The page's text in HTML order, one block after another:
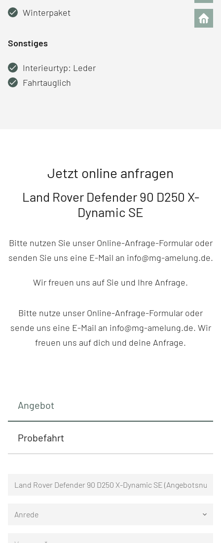
Winterpaket
Sonstiges
Interieurtyp: Leder
Fahrtauglich
Jetzt online anfragen
Land Rover Defender 90 D250 X-
Dynamic SE
Bitte nutzen Sie unser Online-Anfrage-Formular oder
senden Sie uns eine E-Mail an info@mg-amelung.de.
Wir freuen uns auf Sie und Ihre Anfrage.
Bitte nutze unser Online-Anfrage-Formular oder
sende uns eine E-Mail an info@mg-amelung.de. Wir
freuen uns auf dich und deine Anfrage.
Angebot
Probefahrt
Anrede keyboard_arrow_down